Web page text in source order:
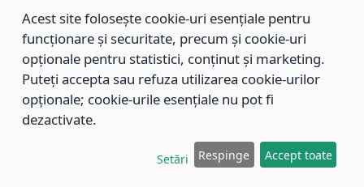
Municipal Braşov situat în str. Dimitrie Anghel nr. 19.
564/29.11.2013
Titlu: Completarea şi modificarea H.C.L. nr. 446/2013,
care s-a aprobat studiul de fundamentare pentru
Acest site folosește cookie-uri esențiale pentru
funcționare și securitate, precum și cookie-uri
opționale pentru statistici, conținut și marketing.
Puteți accepta sau refuza utilizarea cookie-urilor
opționale; cookie-urile esențiale nu pot fi
dezactivate.
Setări Respinge Accept toate